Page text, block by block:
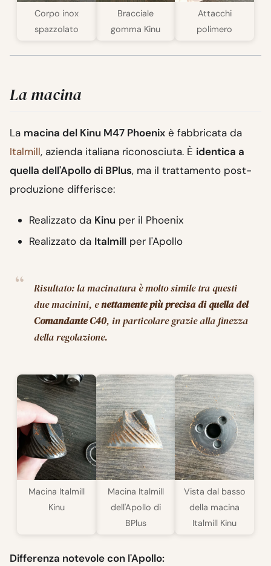
Corpo inox
spazzolato
Bracciale
gomma Kinu
Attacchi
polimero
La macina
La macina del Kinu M47 Phoenix è fabbricata da
Italmill, azienda italiana riconosciuta. È identica a
quella dell'Apollo di BPlus, ma il trattamento post-
produzione differisce:
Realizzato da Kinu per il Phoenix
Realizzato da Italmill per l'Apollo
Risultato: la macinatura è molto simile tra questi
due macinini, enettamente più precisa di quella del
Comandante C40, in particolare grazie alla finezza
della regolazione.
Macina Italmill
Kinu
Macina Italmill
dell'Apollo di
BPlus
Vista dal basso
della macina
Italmill Kinu
Differenza notevole con l'Apollo: